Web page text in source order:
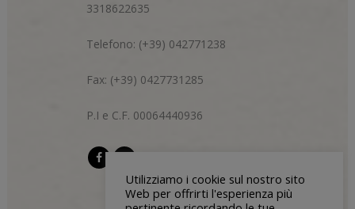
3318622635
Telefono: (+39) 042771238
Fax: (+39) 0427731285
P.I e C.F. 00064440936
Utilizziamo i cookie sul nostro sito
Web per offrirti l'esperienza più